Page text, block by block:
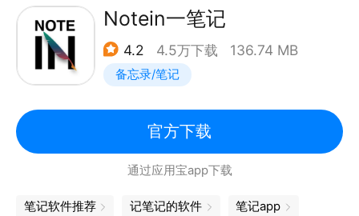
请参阅 Microsoft 的最终用户许可协议 (EULA)，了解
Android 版 OneNote 的服务条款。安装该应用，即表
示你同意这些条款和条件：
https://support.office.com/legal?llcc=zh-
cn&amp;aid=OneNoteForAndroidLicenseTerms.htm
可在 https://privacy.microsoft.com/zh-
cn/privacystatement 查看 Microsoft 的隐私声明
作任务计划等。同时，云记提供笔划编辑、自动图形绘
制、文本框、图片插入、插入超链接等，还提供同步录
音功能。
开启OCR手写识别功能，配合套索工具，可将指定的
手写笔记及PDF内容转换成文本，高效整理、编辑并输
Notein一笔记
4.2 4.5万下载 136.74 MB
备忘录/笔记
官方下载
通过应用宝app下载
笔记软件推荐 记笔记的软件 笔记app